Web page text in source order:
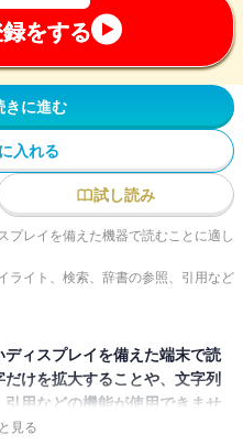
をする
きに進む
入れる
試し読み
レイを備えた機器で読むことに適し
ライト、検索、辞書の参照、引用など
ィスプレイを備えた端末で読
けを拡大することや、文字列
用などの機能が使用できませ
見る